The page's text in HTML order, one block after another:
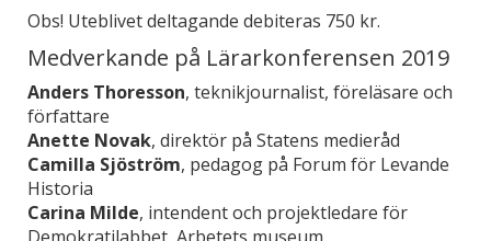
Obs! Uteblivet deltagande debiteras 750 kr.
Medverkande på Lärarkonferensen 2019
Anders Thoresson, teknikjournalist, föreläsare och
författare
Anette Novak, direktör på Statens medieråd
Camilla Sjöström, pedagog på Forum för Levande
Historia
Carina Milde, intendent och projektledare för